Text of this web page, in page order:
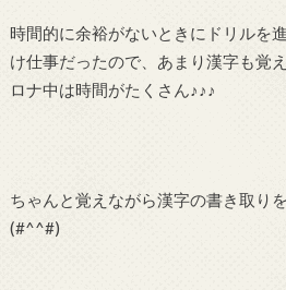
時間的に余裕がないときにドリルを
け仕事だったので、あまり漢字も覚
ロナ中は時間がたくさん♪♪♪
ちゃんと覚えながら漢字の書き取り
(#^^#)